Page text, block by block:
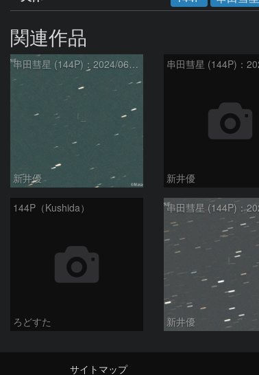
関連作品
串田彗星 (144P)：2024/06/08
新井優 新井優
144P（Kushida）
ろどすた 新井優
サイトマップ